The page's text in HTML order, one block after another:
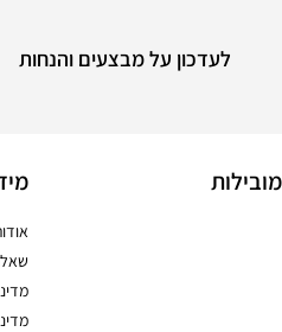
לעדכון על מבצעים והנחות